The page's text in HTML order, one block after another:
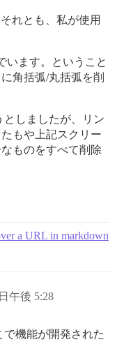
れとも、私が使用
います。ということ
角括弧/丸括弧を削
としましたが、リン
もや上記スクリー
ものをすべて削除
a URL in markdown
午後 5:28
機能が開発された